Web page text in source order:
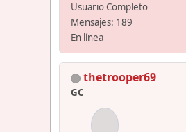
Usuario Completo
Mensajes: 189
En línea
thetrooper69
GC